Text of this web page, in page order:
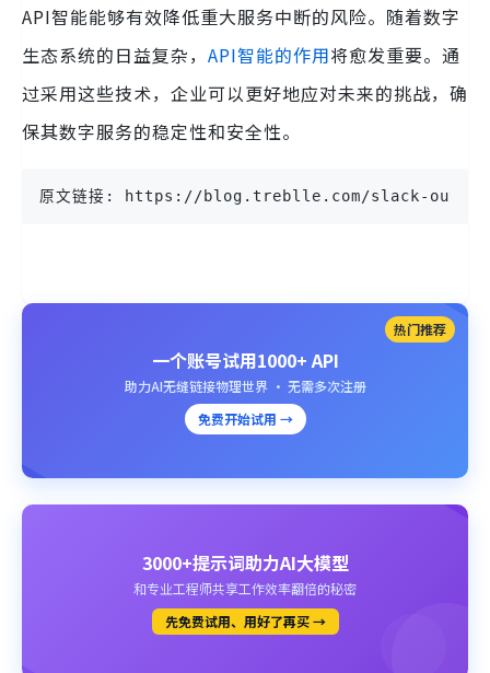
API智能能够有效降低重大服务中断的风险。随着数字
生态系统的日益复杂， API智能的作用将愈发重要。通
过采用这些技术，企业可以更好地应对未来的挑战，确
保其数字服务的稳定性和安全性。
原文链接: https://blog.treblle.com/slack-
热门推荐
一个账号试用1000+ API
助力AI无缝链接物理世界 · 无需多次注册
免费开始试用 →
3000+提示词助力AI大模型
和专业工程师共享工作效率翻倍的秘密
先免费试用、用好了再买 →